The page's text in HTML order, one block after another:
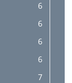
6
6
6
6
7